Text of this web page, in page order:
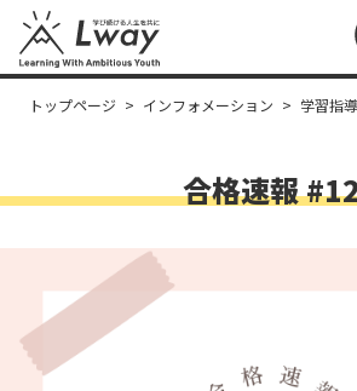
トップページ > インフォメーション > 学習指導
合格速報